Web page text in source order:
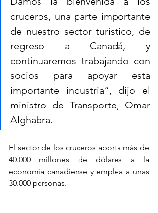
cruceros, una parte importante
de nuestro sector turístico, de
regreso a Canadá, y
continuaremos trabajando con
socios para apoyar esta
importante industria”, dijo el
ministro de Transporte, Omar
Alghabra.
El sector de los cruceros aporta más de
40.000 millones de dólares a la
economía canadiense y emplea a unas
30.000 personas.